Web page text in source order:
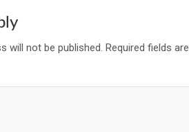
will not be published. Required fields